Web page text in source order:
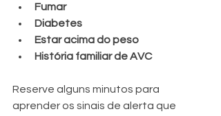
Fumar
Diabetes
Estar acima do peso
História familiar de AVC
Reserve alguns minutos para
aprender os sinais de alerta que